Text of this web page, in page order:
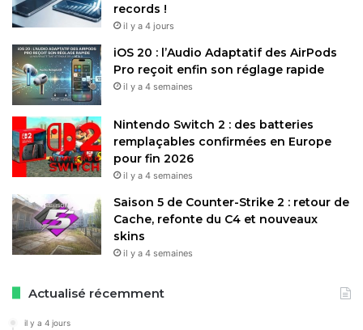
Côté performances, le H15 Mix impressionne par sa
polyvalence sans sacrifier l’efficacité. En mode lavage, il
aspire et nettoie simultanément, éliminant les débris en un
ou deux passages grâce à sa brosse anti-emmêlement et
son éclairage LED qui révèle les poussières invisibles.
Pour les tapis, l’aspiration de 19 000 Pa cible les taches
récentes, bien que des tests indiquent des limites sur les
saletés très incrustées, où une shampooineuse dédiée
reste supérieure. L’autonomie varie de 30 à 75 minutes
station ThermoTub assure un autonettoyage à haute
température pour une hygiène optimale.
records !
il y a 4 jours
iOS 20 : l’Audio Adaptatif des AirPods
Pro reçoit enfin son réglage rapide
il y a 4 semaines
Nintendo Switch 2 : des batteries
remplaçables confirmées en Europe
pour fin 2026
il y a 4 semaines
Saison 5 de Counter-Strike 2 : retour de
Cache, refonte du C4 et nouveaux
skins
il y a 4 semaines
Actualisé récemment
il y a 4 jours